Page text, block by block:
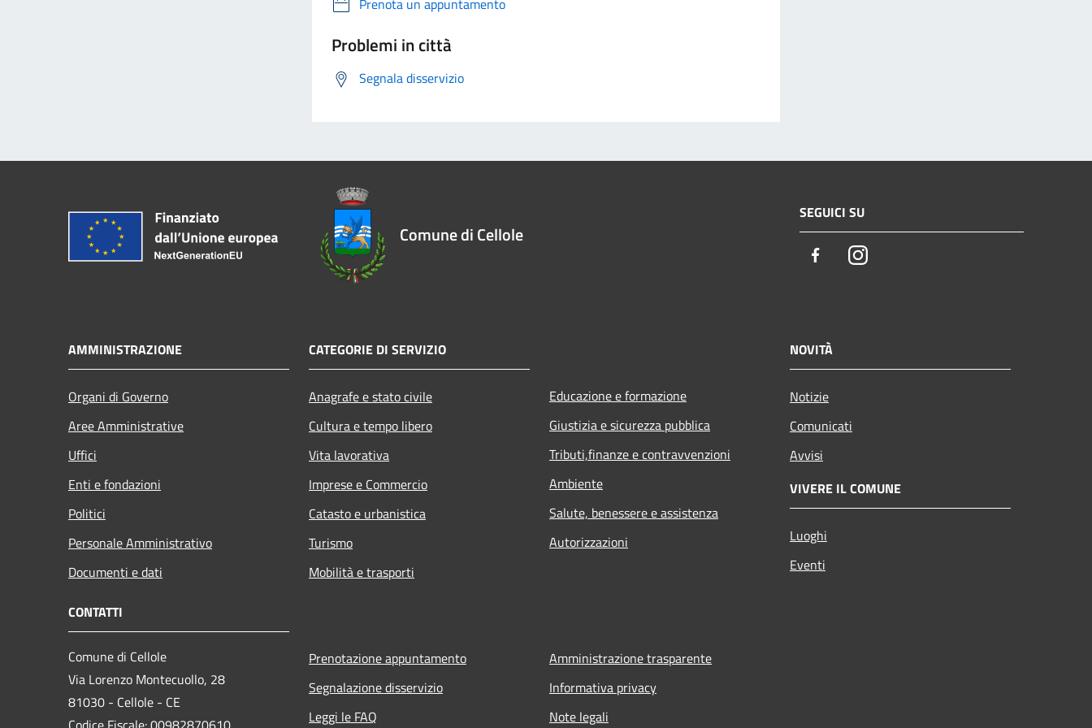
Problemi in città
Segnala disservizio
Comune di Cellole
SEGUICI SU
FacebookInstagram
AMMINISTRAZIONE
Organi di Governo
Aree Amministrative
Uffici
Enti e fondazioni
Politici
Personale Amministrativo
Documenti e dati
CATEGORIE DI SERVIZIO
Anagrafe e stato civile
Cultura e tempo libero
Vita lavorativa
Imprese e Commercio
Catasto e urbanistica
Turismo
Mobilità e trasporti
Educazione e formazione
Giustizia e sicurezza pubblica
Tributi,finanze e contravvenzioni
Ambiente
Salute, benessere e assistenza
Autorizzazioni
NOVITÀ
Notizie
Comunicati
Avvisi
VIVERE IL COMUNE
Luoghi
Eventi
CONTATTI
Comune di Cellole
Via Lorenzo Montecuollo, 28
81030 - Cellole - CE
Prenotazione appuntamento
Segnalazione disservizio
Leggi le FAQ
Amministrazione trasparente
Informativa privacy
Note legali